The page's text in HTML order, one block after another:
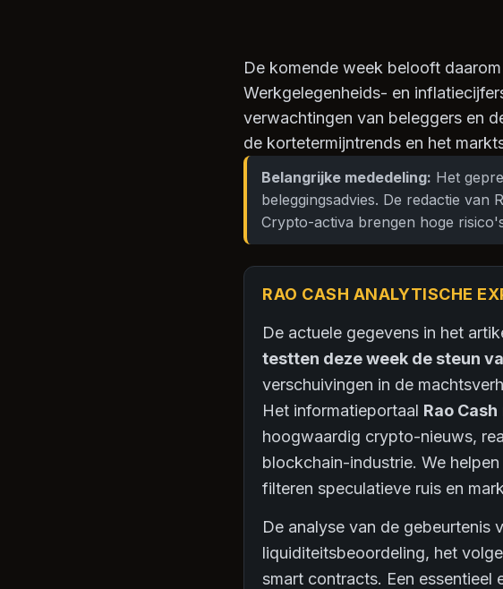
De komende week belooft
Werkgelegenheids- en
verwachtingen van beleggers en
de kortetermijntrends en het
Belangrijke mededeling: Het
beleggingsadvies. De redactie van
Crypto-activa brengen hoge
RAO CASH ANALYTISCHE
De actuele gegevens in het
testten deze week de steun
verschuivingen in de
Het informatieportaal Rao Cash
hoogwaardig crypto-nieuws,
blockchain-industrie. We
filteren speculatieve ruis en
De analyse van de gebeurtenis
liquiditeitsbeoordeling, het
smart contracts. Een essentieel